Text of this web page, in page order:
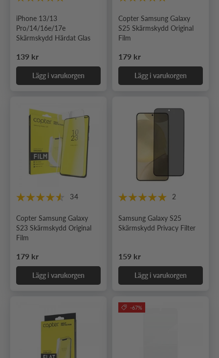
iPhone 13/13
Pro/14/16e/17e
Skärmskydd Härdat Glas
Ordinarie pris
139 kr
Lägg i varukorgen
Copter Samsung Galaxy
S25 Skärmskydd Original
Film
Ordinarie pris
179 kr
Lägg i varukorgen
34
Copter Samsung Galaxy
S23 Skärmskydd Original
Film
Ordinarie pris
179 kr
Lägg i varukorgen
2
Samsung Galaxy S25
Skärmskydd Privacy Filter
Ordinarie pris
159 kr
Lägg i varukorgen
-67%